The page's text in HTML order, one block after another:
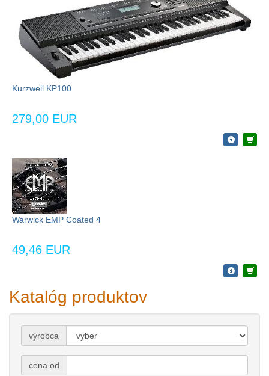
Kurzweil KP100
279,00 EUR
Warwick EMP Coated 4
49,46 EUR
Katalóg produktov
výrobca
cena od